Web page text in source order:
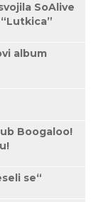
SoAlive
album
Boogaloo!
se“